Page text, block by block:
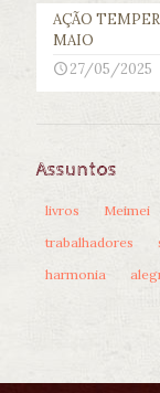
AÇÃO
MAIO
27/05/2025
Assuntos
livros Meimei
trabalhadores
harmonia